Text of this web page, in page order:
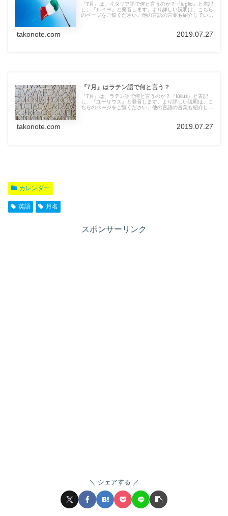
『7月』は、イタリア語で何と言うのか？『luglio』と表記
し、『ルイヨ』と発音します。より詳しい説明は、こちら
のページをご覧ください。他の言語の言葉も紹介していま
takonote.com 2019.07.27
『7月』はラテン語で何と言う？
『7月』は、ラテン語で何と言うのか？『Iūlius』と表記
し、『ユーリウス』と発音します。より詳しい説明は、こ
ちらのページをご覧ください。他の言語の言葉も紹介して
takonote.com 2019.07.27
カレンダー
英語 月名
スポンサーリンク
シェアする